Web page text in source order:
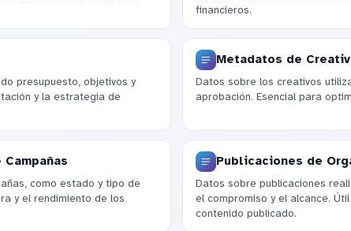
financieros.
presupuesto, objetivos y
y la estrategia de
Metadatos de
Datos sobre los creativos
aprobación. Esencial para
como estado y tipo de
y el rendimiento de los
Publicaciones de
Datos sobre publicaciones
el compromiso y el alcance.
contenido publicado.